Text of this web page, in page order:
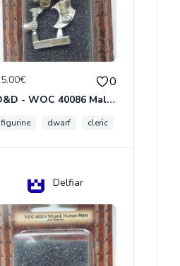
0
D&D - WOC 40086 Male Dwarven Cleric Miniature - Donjons Dragons
figurine dwarf cleric
Delfiar